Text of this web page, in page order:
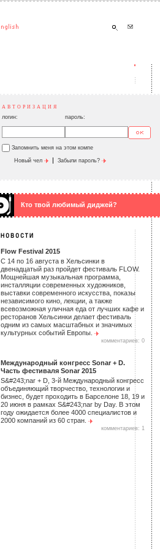
АВТОРИЗАЦИЯ
логин: пароль:
Запомнить меня на этом компе
Новый чел | Забыли пароль?
Кто твой любимый диджей?
Flow Festival 2015
С 14 по 16 августа в Хельсинки в
двенадцатый раз пройдет фестиваль FLOW.
Мощнейшая музыкальная программа,
инсталляции современных художников,
выставки современного искусства, показы
независимого кино, лекции, а также
всевозможная уличная еда от лучших кафе и
ресторанов Хельсинки делает фестиваль
одним из самых масштабных и значимых
культурных событий Европы.
комментариев: 0
Международный конгресс Sonar + D.
Часть фестиваля Sonar 2015
S&#243;nar + D, 3-й Международный конгресс
объединяющий творчество, технологии и
бизнес, будет проходить в Барселоне 18, 19 и
20 июня в рамках S&#243;nar by Day. В этом
году ожидается более 4000 специалистов и
2000 компаний из 60 стран.
комментариев: 1